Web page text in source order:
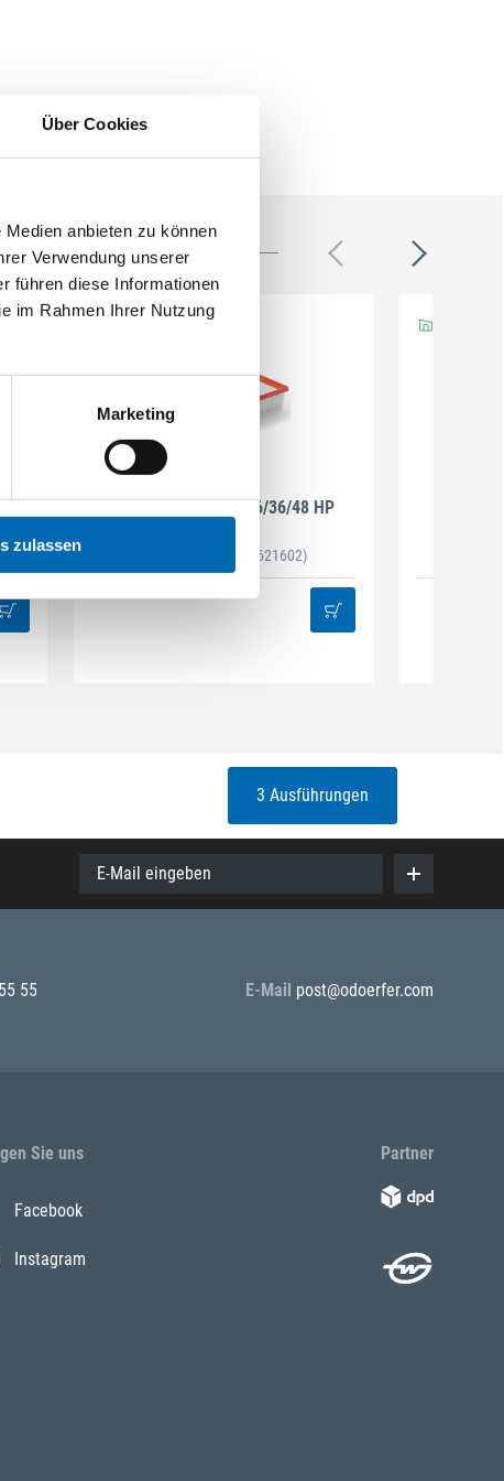
Über Cookies
anbieten zu können
Verwendung unserer
führen diese Informationen
im Rahmen Ihrer Nutzung
Marketing
zulassen
Hauptfilter HF-CT 26/36/48 HP
(621602)
3 Ausführungen
E-Mail eingeben
55 E-Mail post@odoerfer.com
Sie uns
Facebook
Instagram
Partner